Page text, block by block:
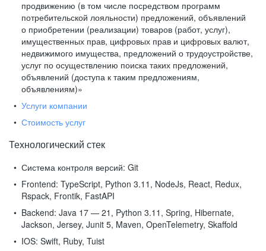
продвижению (в том числе посредством программ
потребительской лояльности) предложений, объявлений
о приобретении (реализации) товаров (работ, услуг),
имущественных прав, цифровых прав и цифровых валют,
недвижимого имущества, предложений о трудоустройстве,
услуг по осуществлению поиска таких предложений,
объявлений (доступа к таким предложениям,
объявлениям)»
Услуги компании
Стоимость услуг
Технологический стек
Система контроля версий: Git
Frontend: TypeScript, Python 3.11, NodeJs, React, Redux,
Rspack, Frontik, FastAPI
Backend: Java 17 — 21, Python 3.11, Spring, Hibernate,
Jackson, Jersey, Junit 5, Maven, OpenTelemetry, Skaffold
IOS: Swift, Ruby, Tuist